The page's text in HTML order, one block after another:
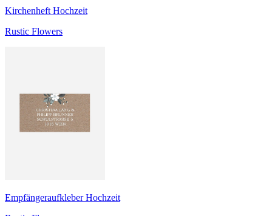
Kirchenheft Hochzeit
Rustic Flowers
Empfängeraufkleber Hochzeit